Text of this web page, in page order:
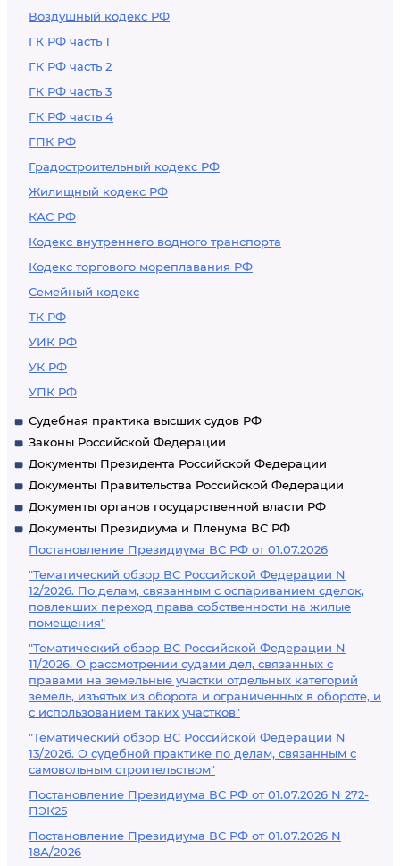
Воздушный кодекс РФ
ГК РФ часть 1
ГК РФ часть 2
ГК РФ часть 3
ГК РФ часть 4
ГПК РФ
Градостроительный кодекс РФ
Жилищный кодекс РФ
КАС РФ
Кодекс внутреннего водного транспорта
Кодекс торгового мореплавания РФ
Семейный кодекс
ТК РФ
УИК РФ
УК РФ
УПК РФ
Судебная практика высших судов РФ
Законы Российской Федерации
Документы Президента Российской Федерации
Документы Правительства Российской Федерации
Документы органов государственной власти РФ
Документы Президиума и Пленума ВС РФ
Постановление Президиума ВС РФ от 01.07.2026
"Тематический обзор ВС Российской Федерации N
12/2026. По делам, связанным с оспариванием сделок,
повлекших переход права собственности на жилые
помещения"
"Тематический обзор ВС Российской Федерации N
11/2026. О рассмотрении судами дел, связанных с
правами на земельные участки отдельных категорий
земель, изъятых из оборота и ограниченных в обороте, и
с использованием таких участков"
"Тематический обзор ВС Российской Федерации N
13/2026. О судебной практике по делам, связанным с
самовольным строительством"
Постановление Президиума ВС РФ от 01.07.2026 N 272-
ПЭК25
Постановление Президиума ВС РФ от 01.07.2026 N
18А/2026